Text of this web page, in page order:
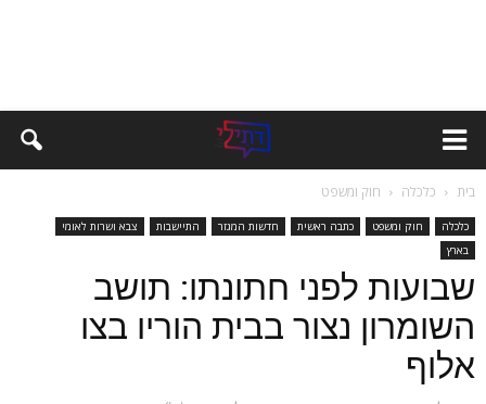
בית כלכלה חוק ומשפט
כלכלה חוק ומשפט כתבה ראשית חדשות המגזר התיישבות
צבא ושרות לאומי
בארץ
שבועות לפני חתונתו: תושב
השומרון נצור בבית הוריו בצו
אלוף